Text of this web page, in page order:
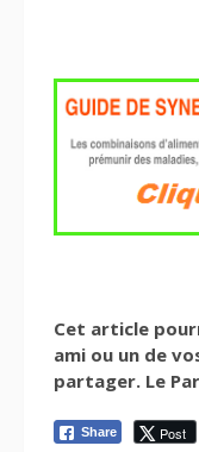
Cet article
ami ou un de
partager. Le
Share Post